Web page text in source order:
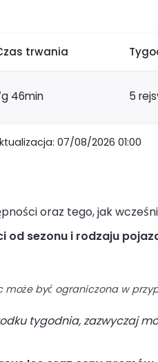
trwania
46min 5
07/08/2026 01:00
oraz tego, jak
od sezonu i rodzaju
być ograniczona w
tygodnia, zazwyczaj